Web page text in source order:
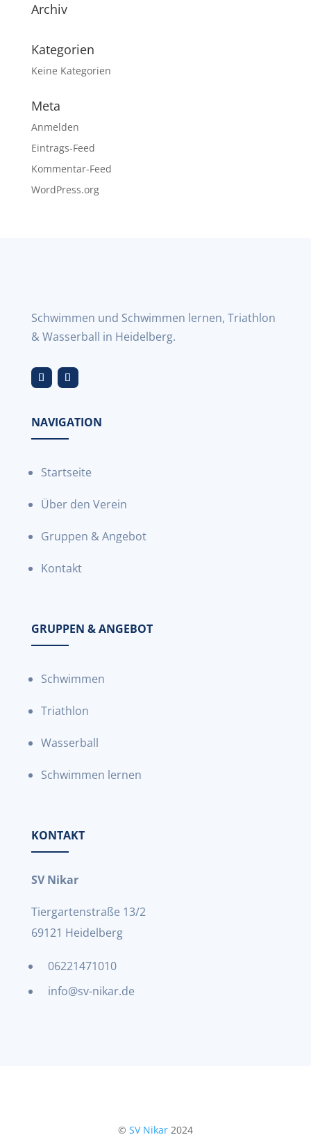
Archiv
Kategorien
Keine Kategorien
Meta
Anmelden
Eintrags-Feed
Kommentar-Feed
WordPress.org
Schwimmen und Schwimmen lernen, Triathlon
& Wasserball in Heidelberg.
NAVIGATION
Startseite
Über den Verein
Gruppen & Angebot
Kontakt
GRUPPEN & ANGEBOT
Schwimmen
Triathlon
Wasserball
Schwimmen lernen
KONTAKT
SV Nikar
Tiergartenstraße 13/2
69121 Heidelberg
06221471010
info@sv-nikar.de
© SV Nikar2024